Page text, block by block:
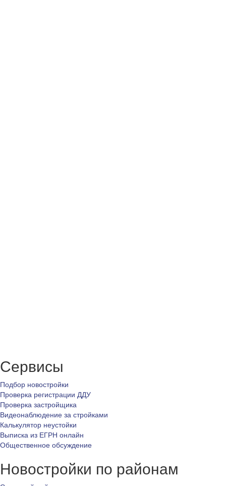
Сервисы
Подбор новостройки
Проверка регистрации ДДУ
Проверка застройщика
Видеонаблюдение за стройками
Калькулятор неустойки
Выписка из ЕГРН онлайн
Общественное обсуждение
Новостройки по районам